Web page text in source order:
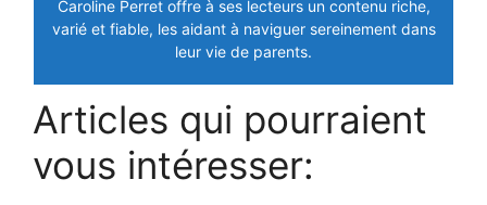
Caroline Perret offre à ses lecteurs un contenu riche,
varié et fiable, les aidant à naviguer sereinement dans
leur vie de parents.
Articles qui pourraient
vous intéresser: